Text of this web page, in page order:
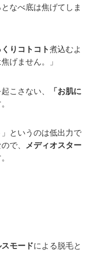
なべ底は焦げてしま
りコトコト煮込むよ
げません。」
こさない、
「お肌に
」というのは低出力で
で、
メディオスター
モードによる脱毛と